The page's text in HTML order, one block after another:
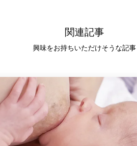
関連記事
興味をお持ちいただけそうな記事